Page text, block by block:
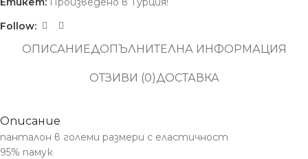
Follow:
ОПИСАНИЕДОПЪЛНИТЕЛНА ИНФОРМАЦИЯ
ОТЗИВИ (0) ДОСТАВКА
Описание
панталон в големи размери с еластичност
95% памук